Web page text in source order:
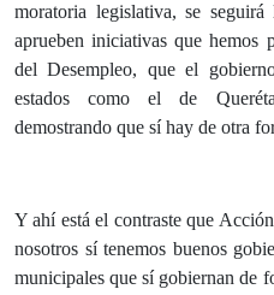
moratoria legislativa, se
aprueben iniciativas que hemos
del Desempleo, que el
estados como el de
demostrando que sí hay de otra
Y ahí está el contraste que
nosotros sí tenemos buenos
municipales que sí gobiernan de